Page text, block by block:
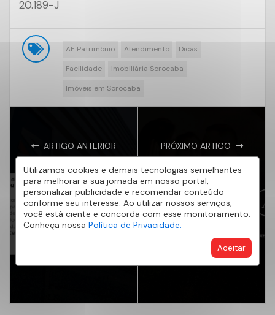
Utilizamos cookies e demais tecnologias semelhantes
para melhorar a sua jornada em nosso portal,
personalizar publicidade e recomendar conteúdo
conforme seu interesse. Ao utilizar nossos serviços,
você está ciente e concorda com esse monitoramento.
Conheça nossa Política de Privacidade.
Aceitar
20.189-J
AE Patrimônio Atendimento
Dicas
Facilidade
Imobiliária Sorocaba
Imóveis em Sorocaba
ARTIGO ANTERIOR
Desmistificando o
FGTS: O guia
definitivo para usar
seu saldo na entrada
ou redução das
financiamento.
PRÓXIMO ARTIGO
O Maior Legado da
Família: Como a AE
Patrimônio ajuda a
conquista do imóvel
próprio e ressignifica
a segurança no Mês
dos Pais